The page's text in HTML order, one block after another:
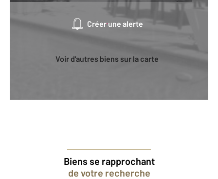
Créer une alerte
Voir d'autres biens sur la carte
Biens se rapprochant
de votre recherche